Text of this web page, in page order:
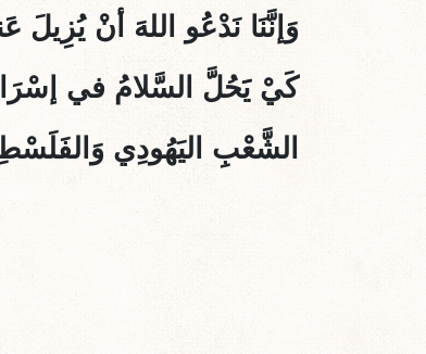
وَإنَّنَا نَدْعُو اللهَ أنْ يُزِيلَ
كَيْ يََحُلَّ السَّلامُ في
الشَّعْبِ اليَهُودِي